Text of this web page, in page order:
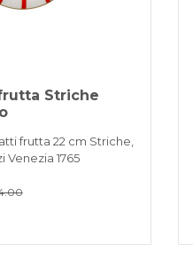
Striche
frutta 22 cm Striche,
Venezia 1765